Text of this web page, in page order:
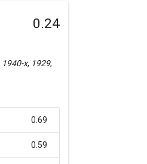
0.24
1940-х, 1929,
0.69
0.59